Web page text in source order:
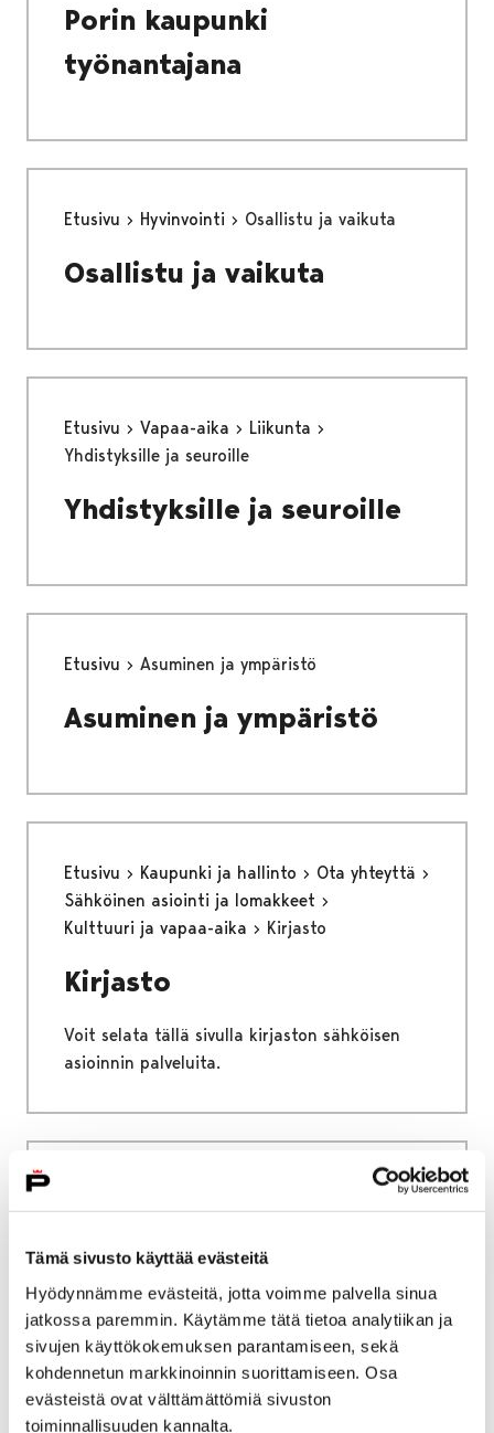
Tämä sivusto käyttää evästeitä
Hyödynnämme evästeitä, jotta voimme palvella sinua
jatkossa paremmin. Käytämme tätä tietoa analytiikan ja
sivujen käyttökokemuksen parantamiseen, sekä
kohdennetun markkinoinnin suorittamiseen. Osa
evästeistä ovat välttämättömiä sivuston
toiminnallisuuden kannalta.
Porin kaupunki
työnantajana
Etusivu Hyvinvointi Osallistu ja vaikuta
Osallistu ja vaikuta
Etusivu Vapaa-aika
Liikunta
Yhdistyksille ja seuroille
Yhdistyksille ja seuroille
Etusivu Asuminen ja ympäristö
Asuminen ja ympäristö
Etusivu Kaupunki ja hallinto
Ota yhteyttä
Sähköinen asiointi ja lomakkeet
Kulttuuri ja vapaa-aika
Kirjasto
Kirjasto
Voit selata tällä sivulla kirjaston sähköisen
asioinnin palveluita.
Nuorisotilat
Nuorisotilat
Nuorisotila on paikka, jonne voit tulla yksin
tai kaverin kanssa viettämään vapaa-aikaasi.
Vapaan oleilun lisäksi nuokkarilla voi
esimerkiksi pelata biljardia sekä erilaisia
lauta- ja konsolipelejä, askarrella, kokkailla ja